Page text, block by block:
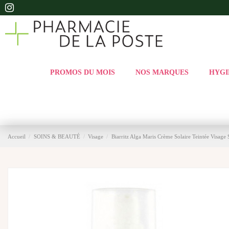
PROMOS DU MOIS NOS MARQUES
Accueil SOINS & BEAUTÉ Visage Biarritz Alga Maris Crème Solaire Teintée